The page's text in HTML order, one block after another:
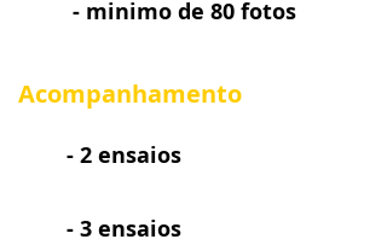
- minimo de 80 fotos
Acompanhamento
- 2 ensaios
- 3 ensaios